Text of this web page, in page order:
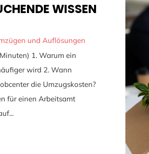
WISSEN
und Auflösungen
1. Warum ein
wird 2. Wann
die Umzugskosten?
für einen Arbeitsamt